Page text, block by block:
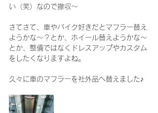
い（笑）なので撤収～
さてさて、車やバイク好きだとマフラー替え
ようかな～？とか、ホイール替えようかな～
とか、整備ではなくドレスアップやカスタム
をしたくなりますよね。
久々に車のマフラーを社外品へ替えました♪